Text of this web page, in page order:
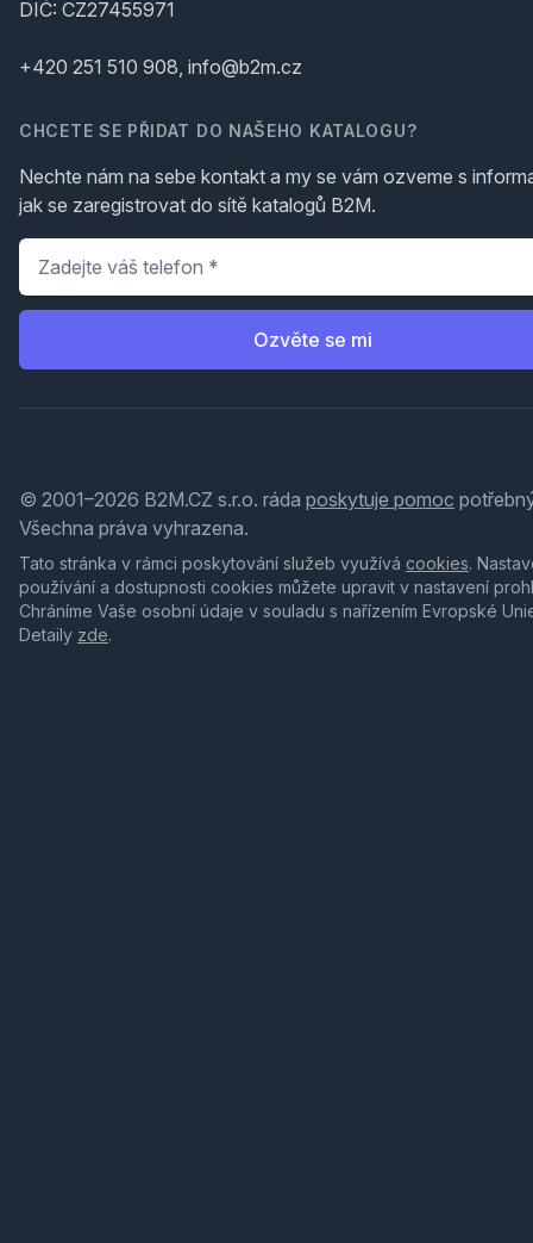
DIČ: CZ27455971
+420 251 510 908, info@b2m.cz
CHCETE SE PŘIDAT DO NAŠEHO KATALOGU?
Nechte nám na sebe kontakt a my se vám ozveme s
jak se zaregistrovat do sítě katalogů B2M.
Telefon
Ozvěte se mi
© 2001–2026 B2M.CZ s.r.o. ráda poskytuje pomoc
Všechna práva vyhrazena.
Tato stránka v rámci poskytování služeb využívá cookies.
používání a dostupnosti cookies můžete upravit v nastavení
Chráníme Vaše osobní údaje v souladu s nařízením Evropské
Detaily zde.